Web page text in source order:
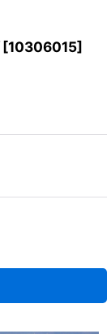
[10306015]